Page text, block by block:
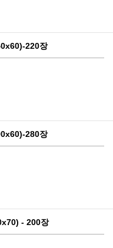
220장
280장
- 200장